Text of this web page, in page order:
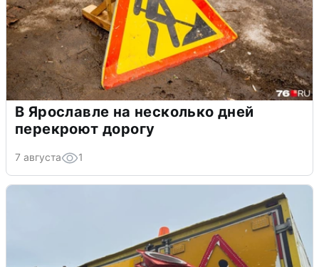
В Ярославле на несколько дней
перекроют дорогу
7 августа 1